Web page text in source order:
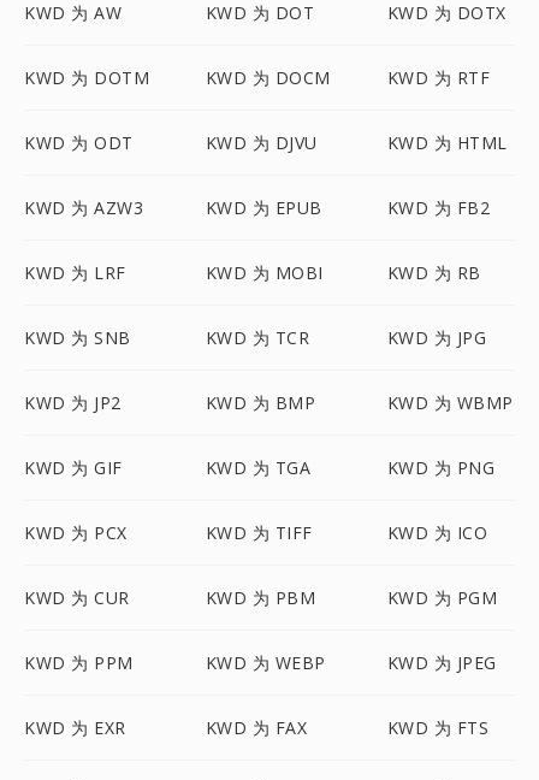
KWD 为 AW KWD 为 DOT KWD 为 DOTX
KWD 为 DOTM KWD 为 DOCM KWD 为 RTF
KWD 为 ODT KWD 为 DJVU KWD 为 HTML
KWD 为 AZW3 KWD 为 EPUB KWD 为 FB2
KWD 为 LRF KWD 为 MOBI KWD 为 RB
KWD 为 SNB KWD 为 TCR KWD 为 JPG
KWD 为 JP2 KWD 为 BMP KWD 为 WBMP
KWD 为 GIF KWD 为 TGA KWD 为 PNG
KWD 为 PCX KWD 为 TIFF KWD 为 ICO
KWD 为 CUR KWD 为 PBM KWD 为 PGM
KWD 为 PPM KWD 为 WEBP KWD 为 JPEG
KWD 为 EXR KWD 为 FAX KWD 为 FTS